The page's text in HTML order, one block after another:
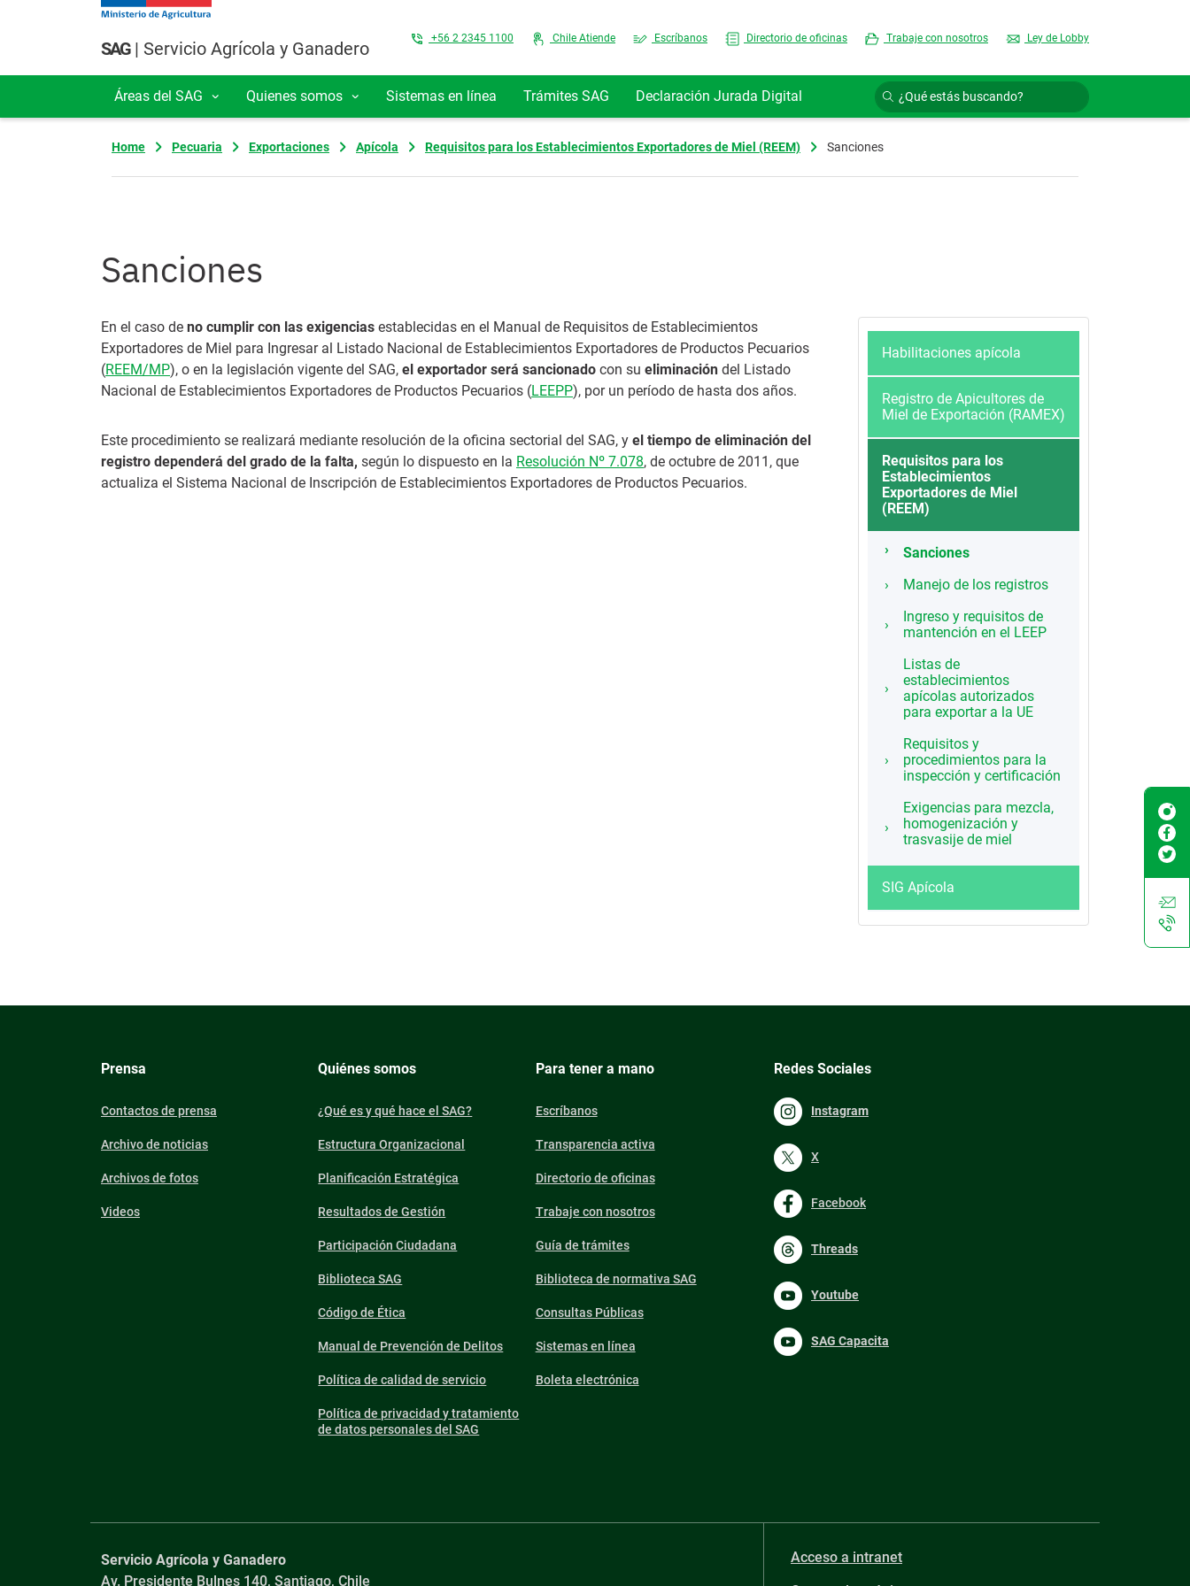
Pasar al contenido principal
SAG| Servicio Agrícola y Ganadero Top Menu
+56 2 2345 1100 Chile Atiende Escríbanos Directorio de oficinas Trabaje con nosotros Ley de Lobby
Navegación principal
Áreas del SAG Quienes somos Sistemas en línea Trámites SAG Declaración Jurada Digital
Home Pecuaria Exportaciones Apícola Requisitos para los Establecimientos Exportadores de Miel (REEM) Sanciones
Sanciones
En el caso de no cumplir con las exigencias establecidas en el Manual de Requisitos de Establecimientos
Exportadores de Miel para Ingresar al Listado Nacional de Establecimientos Exportadores de Productos Pecuarios
(REEM/MP), o en la legislación vigente del SAG, el exportador será sancionado con su eliminación del Listado
Nacional de Establecimientos Exportadores de Productos Pecuarios (LEEPP), por un período de hasta dos años.
Este procedimiento se realizará mediante resolución de la oficina sectorial del SAG, y el tiempo de eliminación del
registro dependerá del grado de la falta, según lo dispuesto en la Resolución Nº 7.078, de octubre de 2011, que
actualiza el Sistema Nacional de Inscripción de Establecimientos Exportadores de Productos Pecuarios.
Habilitaciones apícola
Registro de Apicultores de
Miel de Exportación (RAMEX)
Requisitos para los
Establecimientos
Exportadores de Miel
(REEM)
Sanciones
Manejo de los registros
Ingreso y requisitos de
mantención en el LEEP
Listas de
establecimientos
apícolas autorizados
para exportar a la UE
Requisitos y
procedimientos para la
inspección y certificación
Exigencias para mezcla,
homogenización y
trasvasije de miel
SIG Apícola
Prensa
Contactos de prensa
Archivo de noticias
Archivos de fotos
Videos
Quiénes somos
¿Qué es y qué hace el SAG?
Estructura Organizacional
Planificación Estratégica
Resultados de Gestión
Participación Ciudadana
Biblioteca SAG
Código de Ética
Manual de Prevención de Delitos
Política de calidad de servicio
Política de privacidad y tratamiento
de datos personales del SAG
Para tener a mano
Escríbanos
Transparencia activa
Directorio de oficinas
Trabaje con nosotros
Guía de trámites
Biblioteca de normativa SAG
Consultas Públicas
Sistemas en línea
Boleta electrónica
Redes Sociales
Instagram
X
Facebook
Threads
Youtube
SAG Capacita
Servicio Agrícola y Ganadero
Av. Presidente Bulnes 140, Santiago, Chile
Acceso a intranet